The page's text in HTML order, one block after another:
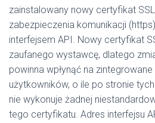
zainstalowany nowy certyfikat
zabezpieczenia komunikacji
interfejsem API. Nowy certyfikat
zaufanego wystawcę, dlatego
powinna wpłynąć na
użytkowników, o ile po stronie
nie wykonuje żadnej
tego certyfikatu. Adres interfejsu